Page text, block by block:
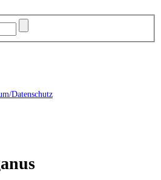
Datenschutz